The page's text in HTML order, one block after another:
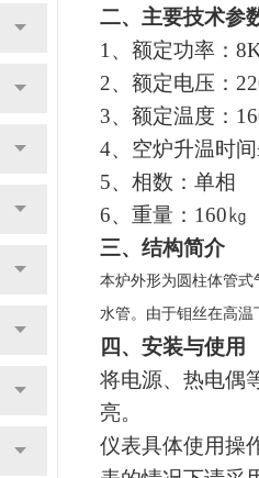
二、主要技术参
1 、额定功率：
2、额定电压：
3、额定温度：
4、空炉升温时
5、相数：单相
6、重量：160㎏
三、结构简介
本炉外形为圆柱体管
水管。由于钼丝在高
四、安装与使用
将电源、热电偶
亮。
仪表具体使用操